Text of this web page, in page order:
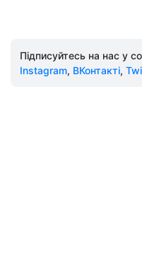
Підписуйтесь на нас у
Instagram, ВКонтакті,